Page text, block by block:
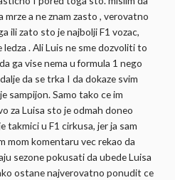
mrze a ne znam zasto , verovatno
ili zato sto je najbolji F1 vozac,
ledza . Ali Luis ne sme dozvoliti to
ga vise nema u formula 1 nego
da se trka I da dokaze svim
sampijon. Samo tako ce im
za Luisa sto je odmah doneo
takmici u F1 cirkusa, jer ja sam
mom komentaru vec rekao da
sezone pokusati da ubede Luisa
ostane najverovatno ponudit ce